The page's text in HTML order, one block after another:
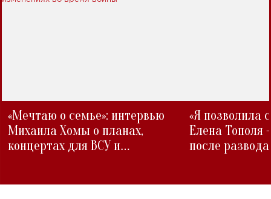
«Мечтаю о семье»: интервью
Михаила Хомы о планах,
концертах для ВСУ и
«Я позволила
Елена Тополя
после развода